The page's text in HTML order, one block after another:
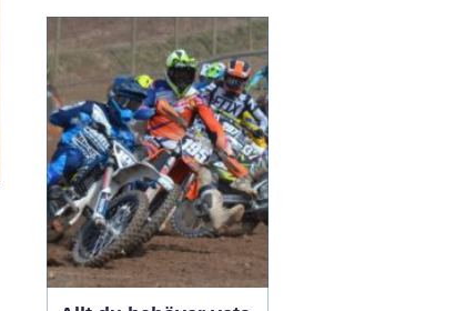
tunga verktyg och
maskiner är det
avgörande att ha rätt
hjälpmedel fö...